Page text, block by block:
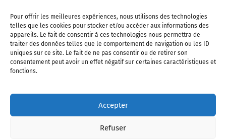
Pour offrir les meilleures expériences, nous utilisons des technologies
telles que les cookies pour stocker et/ou accéder aux informations des
appareils. Le fait de consentir à ces technologies nous permettra de
traiter des données telles que le comportement de navigation ou les ID
uniques sur ce site. Le fait de ne pas consentir ou de retirer son
consentement peut avoir un effet négatif sur certaines caractéristiques et
fonctions.
Accepter
Refuser
Qui sommes-nous Publiez votre annonce
Adhérer à l’association Nous contacter
Politique de cookies (UE)